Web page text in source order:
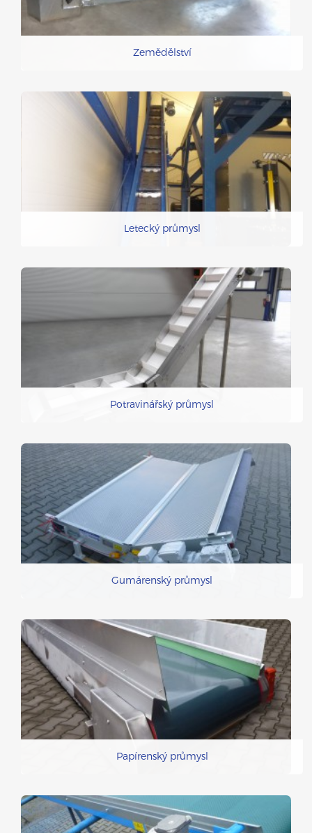
Zemědělství
Letecký průmysl
Potravinářský průmysl
Gumárenský průmysl
Papírenský průmysl